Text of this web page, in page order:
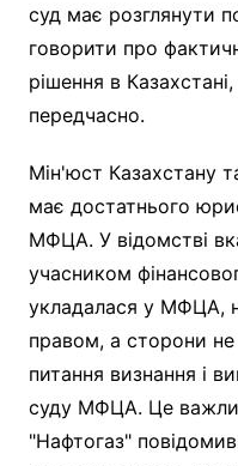
суд має розглянути
говорити про
рішення в
передчасно.
Мін'юст Казахстану
має достатнього
МФЦА. У відомстві
учасником
укладалася у МФЦА,
правом, а сторони
питання визнання і
суду МФЦА. Це
"Нафтогаз"